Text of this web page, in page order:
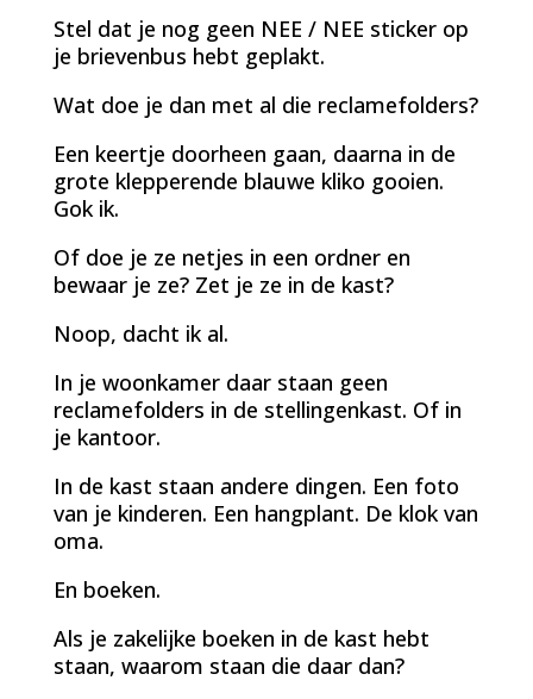
Stel dat je nog geen NEE / NEE sticker op
je brievenbus hebt geplakt.
Wat doe je dan met al die reclamefolders?
Een keertje doorheen gaan, daarna in de
grote klepperende blauwe kliko gooien.
Gok ik.
Of doe je ze netjes in een ordner en
bewaar je ze? Zet je ze in de kast?
Noop, dacht ik al.
In je woonkamer daar staan geen
reclamefolders in de stellingenkast. Of in
je kantoor.
In de kast staan andere dingen. Een foto
van je kinderen. Een hangplant. De klok van
oma.
En boeken.
Als je zakelijke boeken in de kast hebt
staan, waarom staan die daar dan?